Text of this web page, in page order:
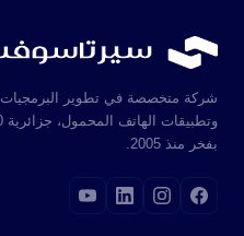
شركة متخصصة في تطوير البرمجيات
بفخر منذ 2005.